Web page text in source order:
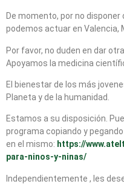
De momento, por no
podemos actuar en Valencia,
Por favor, no duden en dar
Apoyamos la medicina
El bienestar de los más
Planeta y de la humanidad.
Estamos a su disposición.
programa copiando y
en el mismo: https://
para-ninos-y-ninas/
Independientemente , les